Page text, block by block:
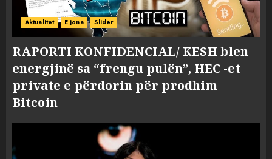
Aktualitet E jona Slider
RAPORTI KONFIDENCIAL/ KESH blen
energjinë sa “frengu pulën”, HEC -et
private e përdorin për prodhim
Bitcoin